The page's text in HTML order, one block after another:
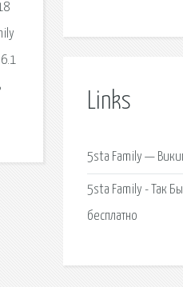
Links
5sta Family —
5sta Family - Так
бесплатно